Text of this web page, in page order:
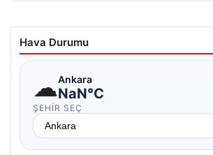
Hava Durumu
☁Ankara
NaN°C
ŞEHIR SEÇ